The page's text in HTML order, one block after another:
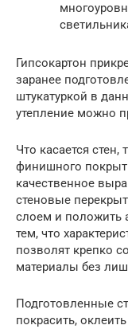
Гипсокартон
заранее
штукатуркой в
утепление можно
Что касается
финишного
качественное
стеновые
слоем и положить
тем, что
позволят крепко
материалы без
Подготовленные
покрасить,